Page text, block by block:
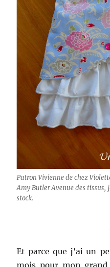
Patron Vivienne de chez
Amy Butler Avenue des tissus,
stock.
Et parce que j’ai un